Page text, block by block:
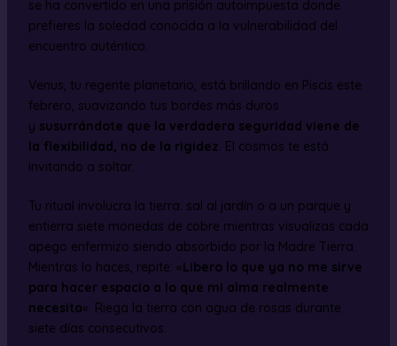
se ha convertido en una prisión autoimpuesta donde
prefieres la soledad conocida a la vulnerabilidad del
encuentro auténtico.
Venus, tu regente planetario, está brillando en Piscis este
febrero, suavizando tus bordes más duros
y susurrándote que la verdadera seguridad viene de
la flexibilidad, no de la rigidez . El cosmos te está
invitando a soltar.
Tu ritual involucra la tierra: sal al jardín o a un parque y
entierra siete monedas de cobre mientras visualizas cada
apego enfermizo siendo absorbido por la Madre Tierra.
Mientras lo haces, repite: «Libero lo que ya no me sirve
para hacer espacio a lo que mi alma realmente
necesita«. Riega la tierra con agua de rosas durante
siete días consecutivos.